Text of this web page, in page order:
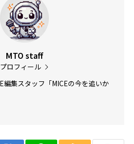
MTO staff
プロフィール
編集スタッフ「MICEの今を追いか